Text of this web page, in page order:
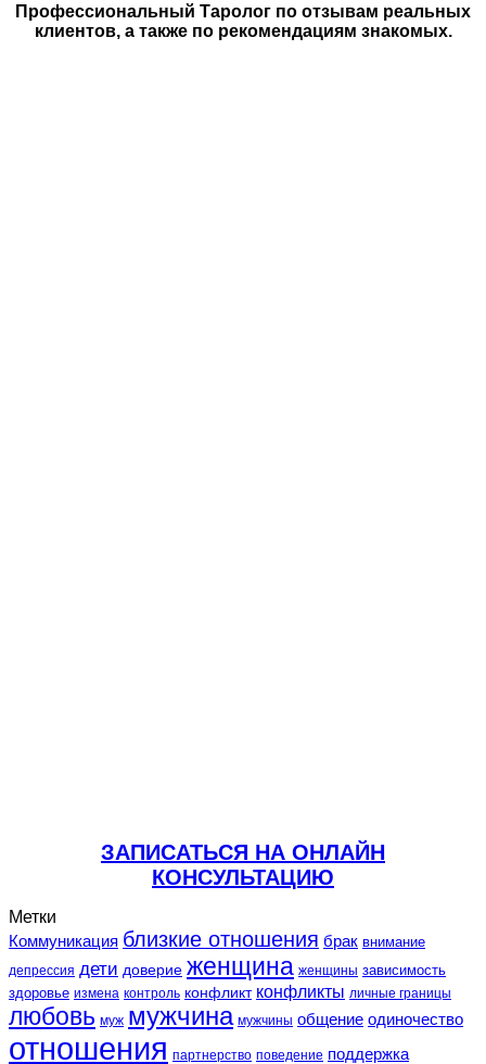
Профессиональный Таролог по отзывам реальных
клиентов, а также по рекомендациям знакомых.
ЗАПИСАТЬСЯ НА ОНЛАЙН
КОНСУЛЬТАЦИЮ
Метки
Коммуникация близкие отношения брак внимание
депрессия дети доверие женщина женщины зависимость
здоровье измена контроль конфликт конфликты личные границы
любовь муж мужчина мужчины общение одиночество
отношения партнерство поведение поддержка